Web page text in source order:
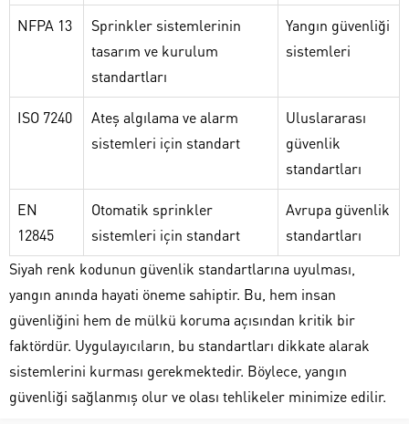
NFPA 13
Sprinkler sistemlerinin
tasarım ve kurulum
standartları
Yangın güvenliği
sistemleri
ISO 7240
Ateş algılama ve alarm
sistemleri için standart
Uluslararası
güvenlik
standartları
EN
12845
Otomatik sprinkler
sistemleri için standart
Avrupa güvenlik
standartları
Siyah renk kodunun güvenlik standartlarına uyulması,
yangın anında hayati öneme sahiptir. Bu, hem insan
güvenliğini hem de mülkü koruma açısından kritik bir
faktördür. Uygulayıcıların, bu standartları dikkate alarak
sistemlerini kurması gerekmektedir. Böylece, yangın
güvenliği sağlanmış olur ve olası tehlikeler minimize edilir.